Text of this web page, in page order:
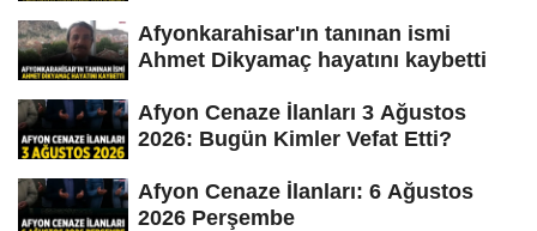
Afyonkarahisar'ın tanınan ismi
Ahmet Dikyamaç hayatını kaybetti
Afyon Cenaze İlanları 3 Ağustos
2026: Bugün Kimler Vefat Etti?
Afyon Cenaze İlanları: 6 Ağustos
2026 Perşembe